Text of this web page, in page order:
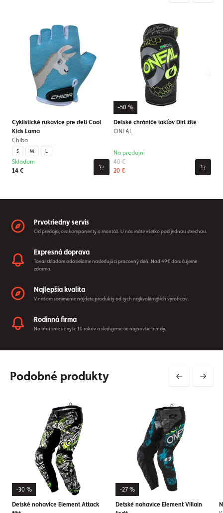
Cyklistické rukavice pre deti Cool
Kids Lama
Chiba
S M L
14 €
Skladom
-50 %
Detské chrániče lakťov Dirt žlté
ONEAL
40 €
20 €
Na predajni
Prvotriedny servis
Od predaja, cez komponenty a montáž. U nás máte všetko pod jednou strechou.
Expresná doprava
Tovar skladom odosielame nasledujúci pracovný deň. Nad 49€ doručujeme
zdarma.
Najlepšia kvalita
V našom sortimente nájdete produkty od tých najkvalitnejších výrobcov.
Rodinná firma
Na trhu sme už vyše 10 rokov a sledujeme tie najnovšie trendy.
Podobné produkty
-30 %
Detské nohavice Element Attack
-27 %
Detské nohavice Element Villain